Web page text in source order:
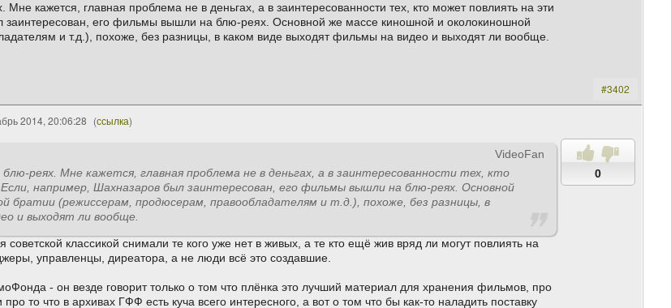
кажется, главная проблема не в деньгах, а в заинтересованности тех, кто может повлиять на эти
его фильмы вышли на блю-реях. Основной же массе киношной и околокиношной
и т.д.), похоже, без разницы, в каком виде выходят фильмы на видео и выходят ли вообще.
#3402
2014, 20:06:28 (ссылка)
0
VideoFan
реях. Мне кажется, главная проблема не в деньгах, а в заинтересованности тех, кто
например, Шахназаров был заинтересован, его фильмы вышли на блю-реях. Основной
братии (режиссерам, продюсерам, правообладателям и т.д.), похоже, без разницы, в
и выходят ли вообще.
советской классикой снимали те кого уже нет в живых, а те кто ещё жив вряд ли могут повлиять на
управленцы, диреатора, а не люди всё это создавшие.
- он везде говорит только о том что плёнка это лучший материал для хранения фильмов, про
то что в архивах ГФФ есть куча всего интересного, а вот о том что бы как-то наладить поставку